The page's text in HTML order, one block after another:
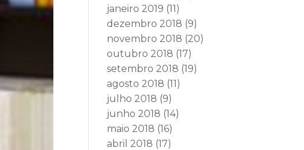
janeiro 2019 (11)
dezembro 2018 (9)
novembro 2018 (20)
outubro 2018 (17)
setembro 2018 (19)
agosto 2018 (11)
julho 2018 (9)
junho 2018 (14)
maio 2018 (16)
abril 2018 (17)